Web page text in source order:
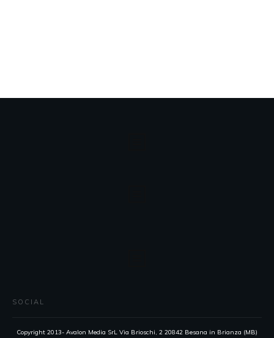
SOCIAL
Copyright 2013- Avalon Media SrL Via Brioschi, 2 20842 Besana in Brianza (MB)